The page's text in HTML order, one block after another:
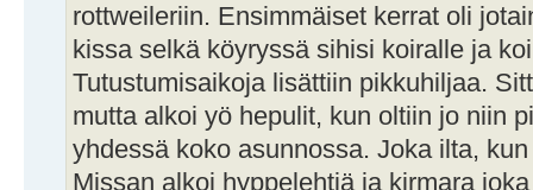
rottweileriin. Ensimmäiset kerrat oli
kissa selkä köyryssä sihisi koiralle ja
Tutustumisaikoja lisättiin pikkuhiljaa.
mutta alkoi yö hepulit, kun oltiin jo niin
yhdessä koko asunnossa. Joka ilta,
Missan alkoi hyppelehtiä ja kirmara